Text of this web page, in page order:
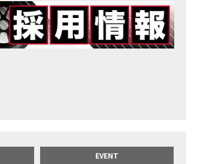
【バイク女子】下道444kmぶっ通しで走った結果がヤバか
【バイク女子】最安！三重→東京〇〇〇円で行けちゃった
新型スーパーカブ110レビュー！C125 CT125で女子ツーリ
正統派NC750X！大型二輪教習から10年目の素直な感想
女が乗るバイクじゃない？低身長女が検証します
EVENT